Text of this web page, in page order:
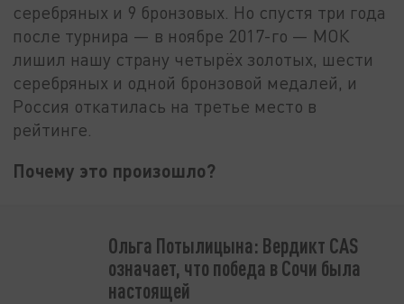
серебряных и 9 бронзовых. Но спустя три года
после турнира — в ноябре 2017-го — МОК
лишил нашу страну четырёх золотых, шести
серебряных и одной бронзовой медалей, и
Россия откатилась на третье место в
рейтинге.
Почему это произошло?
Ольга Потылицына: Вердикт CAS
означает, что победа в Сочи была
настоящей